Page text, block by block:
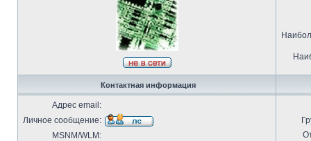
Контактная информация
Адрес email:
Личное сообщение:
MSNM/WLM: